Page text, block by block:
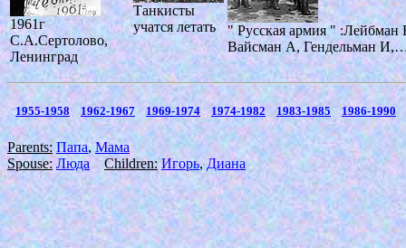
1961г
С.А.Сертолово,
Ленинград
Танкисты
учатся летать
" Русская армия " :Лейбман
Вайсман А, Гендельман
1955-1958 1962-1967 1969-1974 1974-1982 1983-1985 1986-1990
Parents: Папа,Мама
Spouse: Люда Children: Игорь,Диана